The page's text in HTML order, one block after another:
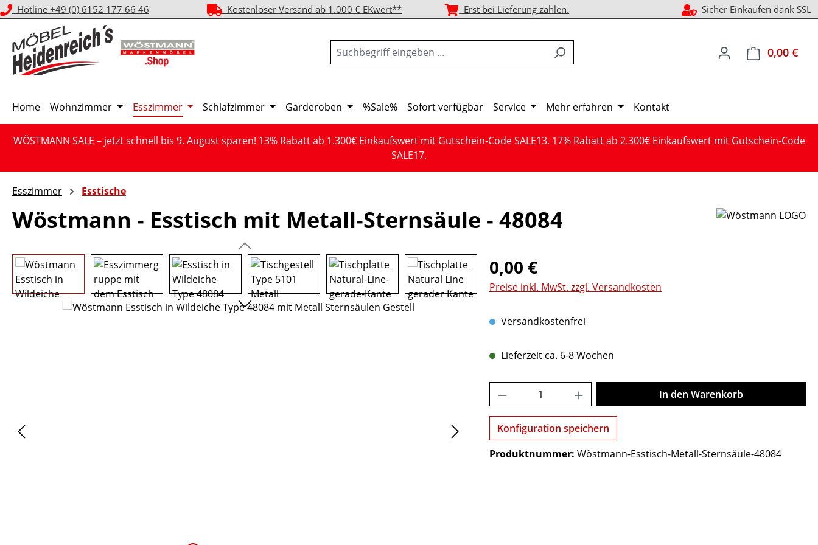
Hauptinhalt springen
Zur Suche springen
Zur Hauptnavigation springen
Hotline +49 (0) 6152 177 66 46 Kostenloser Versand ab 1.000 € EKwert** Erst bei Lieferung zahlen. Sicher Einkaufen dank SSL
0,00 €
Home Wohnzimmer Esszimmer Schlafzimmer Garderoben %Sale% Sofort verfügbar Service Mehr erfahren Kontakt
WÖSTMANN SALE – jetzt schnell bis 9. August sparen! 13% Rabatt ab 1.300€ Einkaufswert mit Gutschein-Code SALE13. 17% Rabatt ab 2.300€ Einkaufswert mit Gutschein-Code
SALE17.
Esszimmer Esstische
Wöstmann - Esstisch mit Metall-Sternsäule - 48084
Bildergalerie überspringen 0,00 €
Preise inkl. MwSt. zzgl. Versandkosten
Versandkostenfrei
Lieferzeit ca. 6-8 Wochen
Produkt Anzahl: Gib den gewünschten Wert
In den Warenkorb
Konfiguration speichern
Produktnummer: Wöstmann-Esstisch-Metall-Sternsäule-48084